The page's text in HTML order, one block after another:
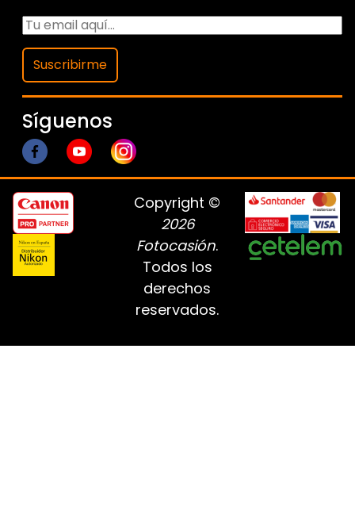
Suscribirme
Síguenos
Copyright ©
2026
Fotocasión.
Todos los
derechos
reservados.